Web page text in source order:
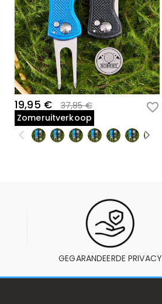
19,95 €
37,85 €
Zomeruitverkoop
GEGARANDEERDE PRIVACY